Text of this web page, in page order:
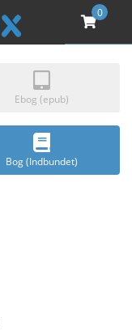
0
Ebog (epub)
Bog (Indbundet)